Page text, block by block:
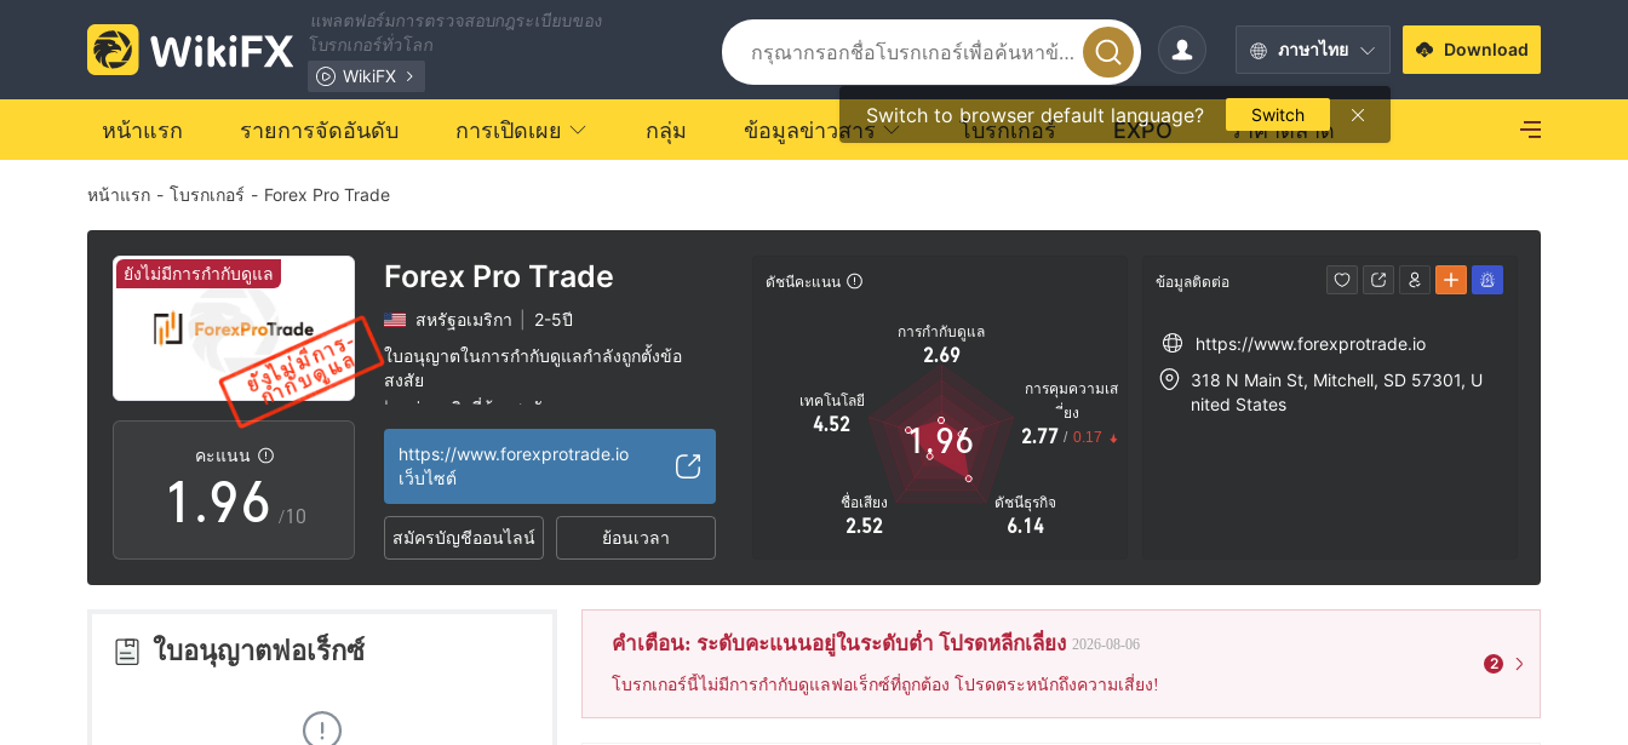
แพลตฟอร์มการตรวจสอบกฎระเบียบของ
โบรกเกอร์ทั่วโลก
WikiFX
ภาษาไทย
Switch to browser default language? Switch
Download
หน้าแรก รายการจัดอันดับ การเปิดเผย กลุ่ม ข้อมูลข่าวสาร โบรกเกอร์ EXPO ราคาตลาด
หน้าแรก - โบรกเกอร์ - Forex Pro Trade
ยังไม่มีการกำกับดูแล
คะแนน
0
1
2
3
.
3
4
5
6
7
8
9
0
1
2
3
4
5
6
7
8
/10
Forex Pro Trade
สหรัฐอเมริกา
2-5ปี
ใบอนุญาตในการกำกับดูแลกำลังถูกตั้งข้อ
สงสัย
| กลุ่มธุรกิจที่ต้องสงสัย
|
https://www.forexprotrade.io
เว็บไซต์
สมัครบัญชีออนไลน์ ย้อนเวลา
ดัชนีคะแนน
การกำกับดูแล
2.69
เทคโนโลยี
4.52
ชื่อเสียง
2.52
ดัชนีธุรกิจ
6.14
การคุมความเส
ี่ยง
2.77 / 0.17
1.96
ข้อมูลติดต่อ
https://www.forexprotrade.io
318 N Main St, Mitchell, SD 57301, U
nited States
ใบอนุญาตฟอเร็กซ์ คำเตือน: ระดับคะแนนอยู่ในระดับต่ำ โปรดหลีกเลี่ยง 2026-08-06
โบรกเกอร์นี้ไม่มีการกำกับดูแลฟอเร็กซ์ที่ถูกต้อง โปรดตระหนักถึงความเสี่ยง!
2